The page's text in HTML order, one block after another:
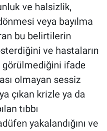
ve halsizlik,
veya bayılma
bu belirtilerin
ve hastaların
görülmediğini ifade
olmayan sessiz
çıkan krizle ya da
tıbbı
yakalandığını ve